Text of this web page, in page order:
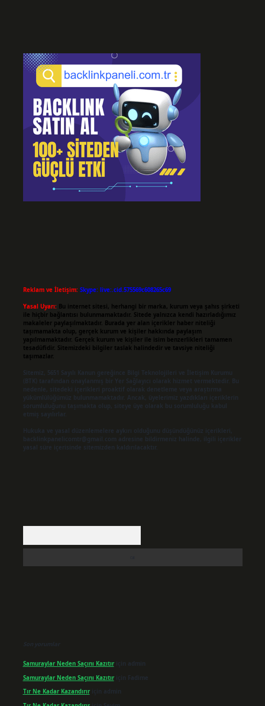
Reklam ve İletişim: Skype: live:.cid.575569c608265c69
Yasal Uyarı: Bu internet sitesi, herhangi bir marka, kurum veya şahıs şirketi
ile hiçbir bağlantısı bulunmamaktadır. Sitede yalnızca kendi hazırladığımız
makaleler paylaşılmaktadır. Burada yer alan içerikler haber niteliği
taşımamakta olup, gerçek kurum ve kişiler hakkında paylaşım
yapılmamaktadır. Gerçek kurum ve kişiler ile isim benzerlikleri tamamen
tesadüfidir. Sitemizdeki bilgiler taslak halindedir ve tavsiye niteliği
taşımazlar.
Sitemiz, 5651 Sayılı Kanun gereğince Bilgi Teknolojileri ve İletişim Kurumu
(BTK) tarafından onaylanmış bir Yer Sağlayıcı olarak hizmet vermektedir. Bu
nedenle, sitedeki içerikleri proaktif olarak denetleme veya araştırma
yükümlülüğümüz bulunmamaktadır. Ancak, üyelerimiz yazdıkları içeriklerin
sorumluluğunu taşımakta olup, siteye üye olarak bu sorumluluğu kabul
etmiş sayılırlar.
Hukuka ve yasal düzenlemelere aykırı olduğunu düşündüğünüz içerikleri,
backlinkpanelicomtr@gmail.com
adresine bildirmeniz halinde, ilgili içerikler
yasal süre içerisinde sitemizden kaldırılacaktır.
Son yorumlar
Samuraylar Neden Saçını Kazıtıriçin admin
Samuraylar Neden Saçını Kazıtıriçin Fadime
Tır Ne Kadar Kazandırıriçin admin